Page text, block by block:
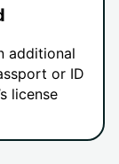
additional
or ID
license